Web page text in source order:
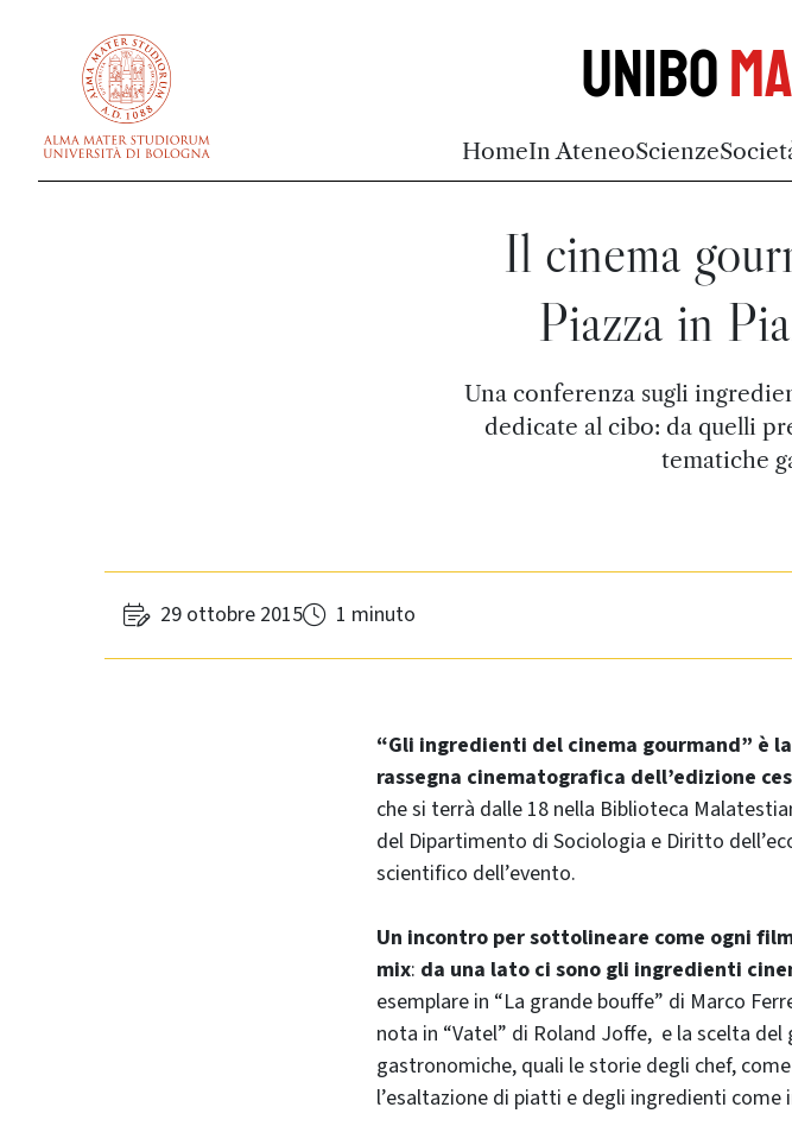
Unibo
HomeIn AteneoScienze
Il cinema
Piazza in
Una conferenza sugli
dedicate al cibo: da quelli
tematiche
29 ottobre 2015 1 minuto
“Gli ingredienti del cinema gourmand” è
rassegna cinematografica dell’edizione
che si terrà dalle 18 nella Biblioteca
del Dipartimento di Sociologia e Diritto
scientifico dell’evento.
Un incontro per sottolineare come ogni
mix: da una lato ci sono gli ingredienti
esemplare in “La grande bouffe” di Marco
nota in “Vatel” di Roland Joffe, e la scelta
gastronomiche, quali le storie degli chef,
l’esaltazione di piatti e degli ingredienti come